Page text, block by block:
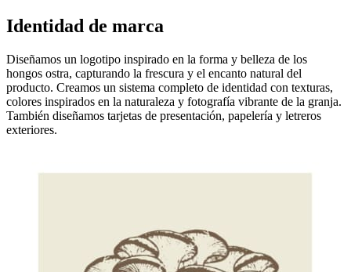
Identidad de marca
Diseñamos un logotipo inspirado en la forma y belleza de los
hongos ostra, capturando la frescura y el encanto natural del
producto. Creamos un sistema completo de identidad con texturas,
colores inspirados en la naturaleza y fotografía vibrante de la granja.
También diseñamos tarjetas de presentación, papelería y letreros
exteriores.